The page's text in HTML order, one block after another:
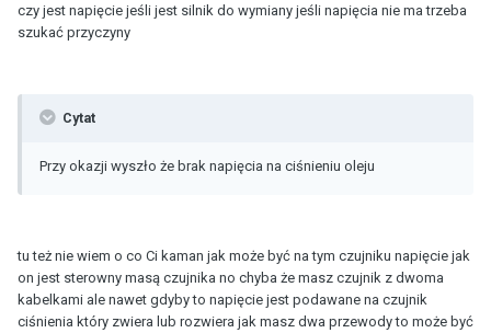
czy jest napięcie jeśli jest silnik do wymiany jeśli napięcia nie ma trzeba
szukać przyczyny
Cytat
Przy okazji wyszło że brak napięcia na ciśnieniu oleju
tu też nie wiem o co Ci kaman jak może być na tym czujniku napięcie jak
on jest sterowny masą czujnika no chyba że masz czujnik z dwoma
kabelkami ale nawet gdyby to napięcie jest podawane na czujnik
ciśnienia który zwiera lub rozwiera jak masz dwa przewody to może być